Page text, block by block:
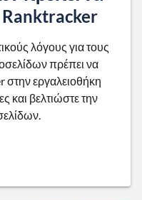
λόγους για τους
πρέπει να
εργαλειοθήκη
και βελτιώστε την